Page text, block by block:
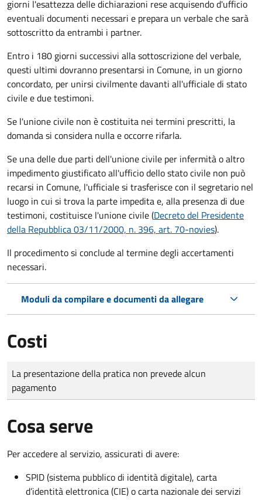
giorni l'esattezza delle dichiarazioni rese acquisendo d'ufficio
eventuali documenti necessari e prepara un verbale che sarà
sottoscritto da entrambi i partner.
Entro i 180 giorni successivi alla sottoscrizione del verbale,
questi ultimi dovranno presentarsi in Comune, in un giorno
concordato, per unirsi civilmentedavanti all'ufficiale di stato
civilee due testimoni.
Se l'unione civile non è costituita nei termini prescritti, la
domanda si considera nulla e occorre rifarla.
Se una delle due parti dell'unione civile per infermità o altro
impedimento giustificato all'ufficio dello stato civile non può
recarsi in Comune, l'ufficiale si trasferisce con il segretario nel
luogo in cui si trova la parte impedita e, alla presenza di due
testimoni, costituisce l'unione civile (Decreto del Presidente
della Repubblica 03/11/2000, n. 396, art. 70-novies).
Il procedimento si conclude al termine degli accertamenti
necessari.
Moduli da compilare e documenti da allegare
Costi
Tipo di pagamento
Importo
La presentazione della pratica non prevede alcun
pagamento
Cosa serve
Per accedere al servizio, assicurati di avere:
SPID (sistema pubblico di identità digitale), carta
d’identità elettronica (CIE) o carta nazionale dei servizi